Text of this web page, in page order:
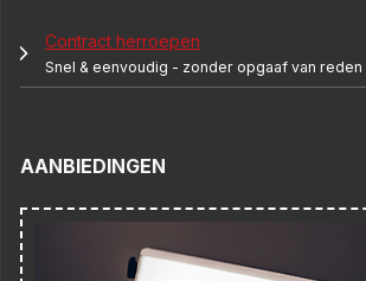
Contract herroepen
Snel & eenvoudig - zonder opgaaf van reden
AANBIEDINGEN